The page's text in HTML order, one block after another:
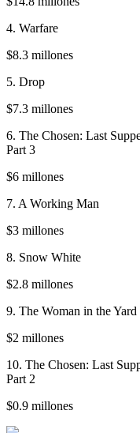
4. Warfare
$8.3 millones
5. Drop
$7.3 millones
6. The Chosen: Last
Part 3
$6 millones
7. A Working Man
$3 millones
8. Snow White
$2.8 millones
9. The Woman in the Yard
$2 millones
10. The Chosen: Last
Part 2
$0.9 millones